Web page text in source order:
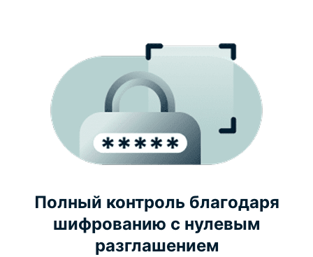
Полный контроль благодаря
шифрованию с нулевым
разглашением